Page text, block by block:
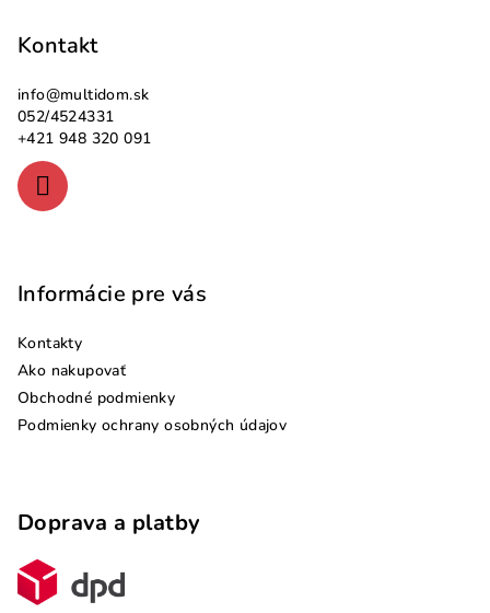
Kontakt
info@multidom.sk
052/4524331
+421 948 320 091
Informácie pre vás
Kontakty
Ako nakupovať
Obchodné podmienky
Podmienky ochrany osobných údajov
Doprava a platby